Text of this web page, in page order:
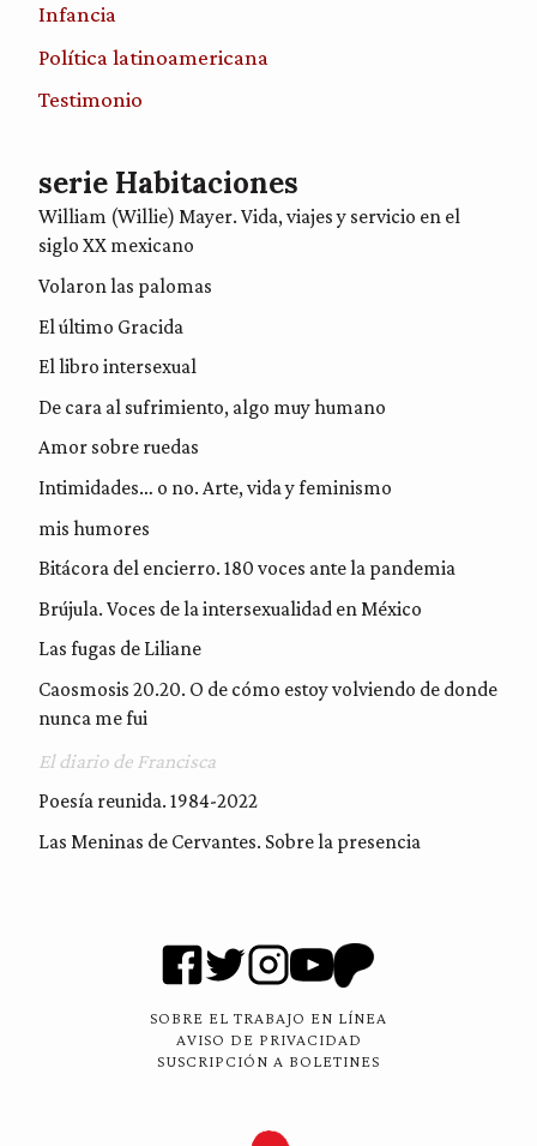
Infancia
Política latinoamericana
Testimonio
serie Habitaciones
William (Willie) Mayer. Vida, viajes y servicio en el
siglo XX mexicano
Volaron las palomas
El último Gracida
El libro intersexual
De cara al sufrimiento, algo muy humano
Amor sobre ruedas
Intimidades… o no. Arte, vida y feminismo
mis humores
Bitácora del encierro. 180 voces ante la pandemia
Brújula. Voces de la intersexualidad en México
Las fugas de Liliane
Caosmosis 20.20. O de cómo estoy volviendo de donde
nunca me fui
El diario de Francisca
Poesía reunida. 1984-2022
Las Meninas de Cervantes. Sobre la presencia
SOBRE EL TRABAJO EN LÍNEA
AVISO DE PRIVACIDAD
SUSCRIPCIÓN A BOLETINES